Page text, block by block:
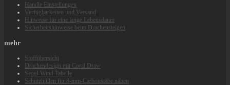
Handle Einstellungen
Verfügbarkeiten und Versand
Hinweise für eine lange Lebensdauer
Sicherheitshinweise beim Drachensteigen
mehr
Stoffübersicht
Drachendesign mit Coral Draw
Segel-Wind Tabelle
Schutzhüllen für 8-mm-Carbonstäbe nähen